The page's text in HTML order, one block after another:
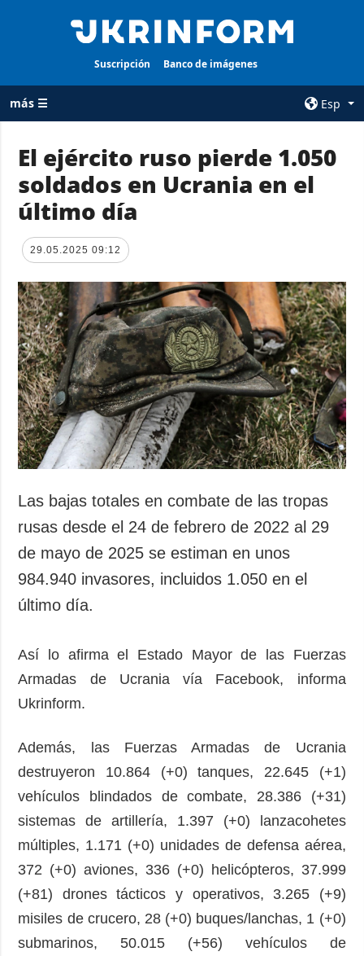
Suscripción Banco de imágenes
más ☰
Esp
TODAS LAS
CATEGORÍAS
Guerra
Reconstrucción
Política
Economía
Defensa
Sociedad y
Cultura
Deportes
Crimen
Desastres y
AGENCIA
servicios
Política de
privacidad y
protección de
datos personales
ADICIONAL
Podcasts
Publicaciones
Entrevistas
Video
Releases
SERVICIOS
Suscripción
Banco de
imágenes
El ejército ruso pierde 1.050
soldados en Ucrania en el
último día
29.05.2025 09:12
Las bajas totales en combate de las tropas
rusas desde el 24 de febrero de 2022 al 29
de mayo de 2025 se estiman en unos
984.940 invasores, incluidos 1.050 en el
último día.
Así lo afirma el Estado Mayor de las Fuerzas
Armadas de Ucrania vía Facebook, informa
Ukrinform.
Además, las Fuerzas Armadas de Ucrania
destruyeron 10.864 (+0) tanques, 22.645 (+1)
vehículos blindados de combate, 28.386 (+31)
sistemas de artillería, 1.397 (+0) lanzacohetes
múltiples, 1.171 (+0) unidades de defensa aérea,
372 (+0) aviones, 336 (+0) helicópteros, 37.999
(+81) drones tácticos y operativos, 3.265 (+9)
misiles de crucero, 28 (+0) buques/lanchas, 1 (+0)
submarinos, 50.015 (+56) vehículos de